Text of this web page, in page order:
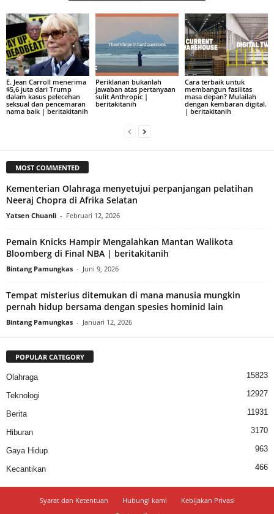
E. Jean Carroll menerima
$5,6 juta dari Trump
dalam kasus pelecehan
seksual dan pencemaran
nama baik | beritakitanih
Periklanan bukanlah
jawaban atas pertanyaan
sulit Anthropic |
beritakitanih
Cara terbaik untuk
membangun fasilitas
masa depan? Mulailah
dengan kembaran digital.
| beritakitanih
MOST COMMENTED
Kementerian Olahraga menyetujui perpanjangan pelatihan
Neeraj Chopra di Afrika Selatan
Yatsen Chuanli - Februari 12, 2026
Pemain Knicks Hampir Mengalahkan Mantan Walikota
Bloomberg di Final NBA | beritakitanih
Bintang Pamungkas - Juni 9, 2026
Tempat misterius ditemukan di mana manusia mungkin
pernah hidup bersama dengan spesies hominid lain
Bintang Pamungkas - Januari 12, 2026
POPULAR CATEGORY
Olahraga 15823
Teknologi 12927
Berita 11931
Hiburan 3170
Gaya Hidup 963
Kecantikan 466
Syarat dan Ketentuan Hubungi kami
Kebijakan Privasi